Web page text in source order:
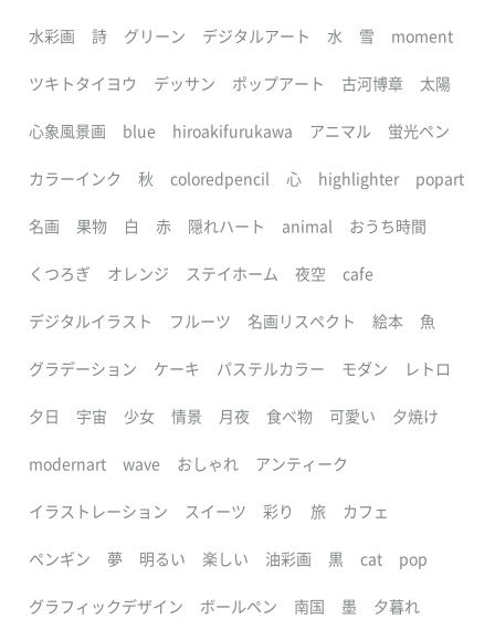
水彩画 詩 グリーン デジタルアート 水 雪 moment
ツキトタイヨウ デッサン ポップアート 古河博章 太陽
心象風景画 blue hiroakifurukawa アニマル 蛍光ペン
カラーインク 秋 coloredpencil 心 highlighter popart
名画 果物 白 赤 隠れハート animal おうち時間
くつろぎ オレンジ ステイホーム 夜空 cafe
デジタルイラスト フルーツ 名画リスペクト 絵本 魚
グラデーション ケーキ パステルカラー モダン レトロ
夕日 宇宙 少女 情景 月夜 食べ物 可愛い 夕焼け
modernart wave おしゃれ アンティーク
イラストレーション スイーツ 彩り 旅 カフェ
ペンギン 夢 明るい 楽しい 油彩画 黒 cat pop
グラフィックデザイン ボールペン 南国 墨 夕暮れ